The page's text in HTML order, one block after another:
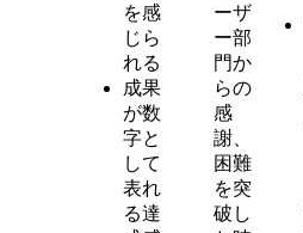
を感
じら
れる
成果
が数
字と
して
表れ
る達
ーザ
ー部
門か
らの
感
謝、
困難
を突
破し